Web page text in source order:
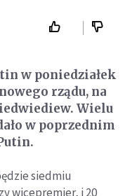
w poniedziałek
rządu, na
Wielu
w poprzednim
siedmiu
wicepremier, i 20